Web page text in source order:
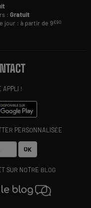
:Gratuit
jour : à partir de 9€90
APPLI !
PERSONNALISÉE
OK
SUR NOTRE BLOG